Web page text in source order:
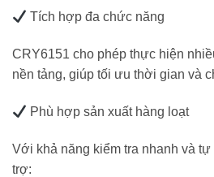
Tích hợp đa chức năng
CRY6151 cho phép thực hiện
nền tảng, giúp tối ưu thời gian và
Phù hợp sản xuất hàng loạt
Với khả năng kiểm tra nhanh và
trợ: